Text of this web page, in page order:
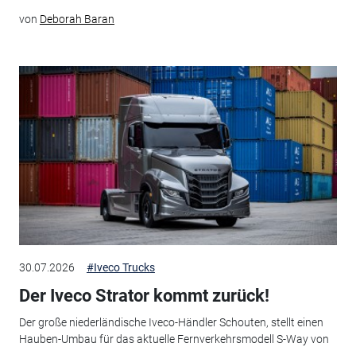
von Deborah Baran
30.07.2026 #Iveco Trucks
Der Iveco Strator kommt zurück!
Der große niederländische Iveco-Händler Schouten, stellt einen
Hauben-Umbau für das aktuelle Fernverkehrsmodell S-Way von